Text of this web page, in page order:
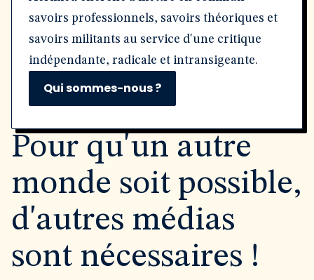
savoirs professionnels, savoirs théoriques et
savoirs militants au service d'une critique
indépendante, radicale et intransigeante.
Qui sommes-nous ?
Pour qu'un autre
monde soit possible,
d'autres médias
sont nécessaires !